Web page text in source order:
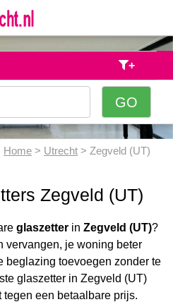
+
Home > Utrecht > Zegveld (UT)
Zegveld (UT)
glaszetter in Zegveld (UT)?
vervangen, je woning beter
beglazing toevoegen zonder te
glaszetter in Zegveld (UT)
een betaalbare prijs.